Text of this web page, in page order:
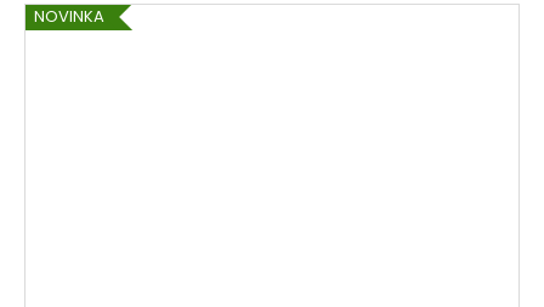
NOVINKA